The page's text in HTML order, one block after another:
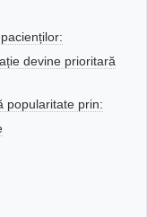
devine prioritară
popularitate prin: